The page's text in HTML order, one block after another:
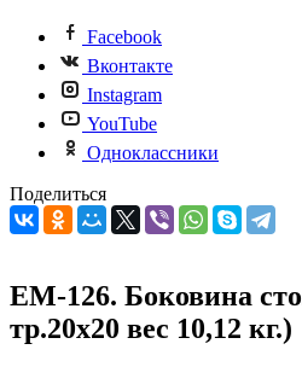
Facebook
Вконтакте
Instagram
YouTube
Одноклассники
Поделиться
ЕМ-126. Боковина
тр.20х20 вес 10,12 кг.)